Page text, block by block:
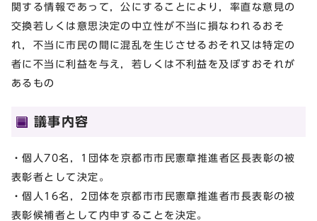
関する情報であって，公にすることにより，率直な意見の
交換若しくは意思決定の中立性が不当に損なわれるおそ
れ，不当に市民の間に混乱を生じさせるおそれ又は特定の
者に不当に利益を与え，若しくは不利益を及ぼすおそれが
あるもの
議事内容
・個人70名，1団体を京都市市民憲章推進者区長表彰の被
表彰者として決定。
・個人16名，2団体を京都市市民憲章推進者市長表彰の被
表彰候補者として内申することを決定。